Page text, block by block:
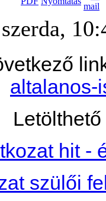
altalanos-
hit -
szülői